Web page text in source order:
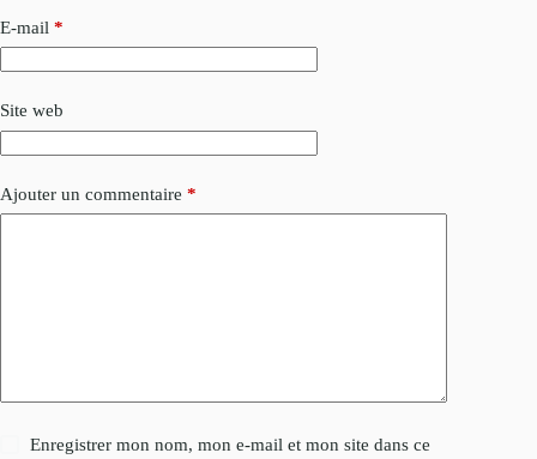
E-mail *
Site web
Ajouter un commentaire *
Enregistrer mon nom, mon e-mail et mon site dans ce